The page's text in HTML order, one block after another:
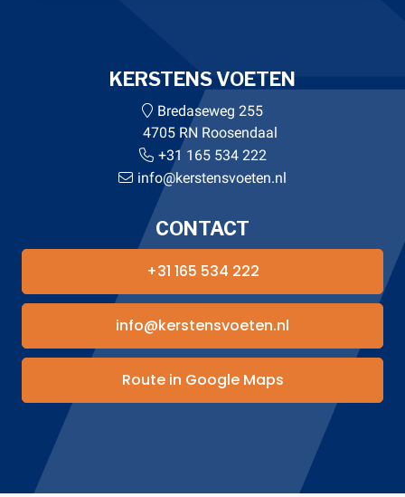
KERSTENS VOETEN
Bredaseweg 255
4705 RN Roosendaal
+31 165 534 222
info@kerstensvoeten.nl
CONTACT
+31 165 534 222
info@kerstensvoeten.nl
Route in Google Maps